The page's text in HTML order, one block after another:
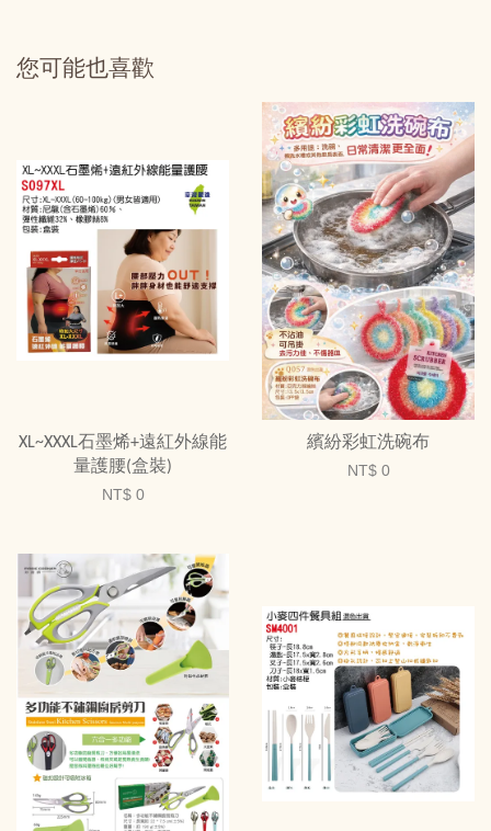
您可能也喜歡
XL~XXXL石墨烯+遠紅外線能
量護腰(盒裝)
NT$ 0
繽紛彩虹洗碗布
NT$ 0